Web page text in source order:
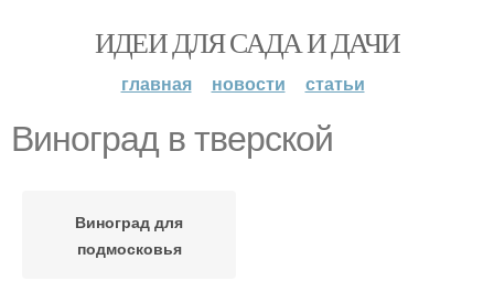
ИДЕИ ДЛЯ САДА И ДАЧИ
главная новости статьи
Виноград в тверской
Виноград для
подмосковья